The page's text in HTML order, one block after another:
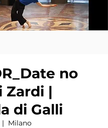
no
Zardi |
di Galli
|
Milano